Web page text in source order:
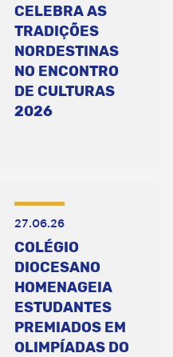
CELEBRA AS
TRADIÇÕES
NORDESTINAS
NO ENCONTRO
DE CULTURAS
2026
27.06.26
COLÉGIO
DIOCESANO
HOMENAGEIA
ESTUDANTES
PREMIADOS EM
OLIMPÍADAS DO